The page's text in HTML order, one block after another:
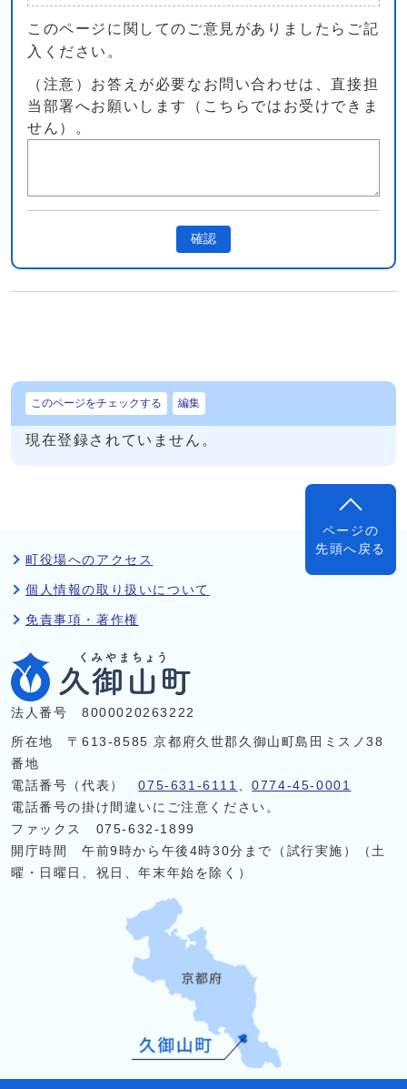
このページに関してのご意見がありましたらご記
入ください。
（注意）お答えが必要なお問い合わせは、直接担
当部署へお願いします（こちらではお受けできま
せん）。
確認
このページをチェックする 編集
現在登録されていません。
ページの
先頭へ戻る
町役場へのアクセス
個人情報の取り扱いについて
免責事項・著作権
法人番号 8000020263222
所在地 〒613-8585 京都府久世郡久御山町島田ミスノ38
番地
電話番号（代表）075-631-6111 、0774-45-0001
電話番号の掛け間違いにご注意ください。
ファックス 075-632-1899
開庁時間 午前9時から午後4時30分まで（試行実施）（土
曜・日曜日、祝日、年末年始を除く）